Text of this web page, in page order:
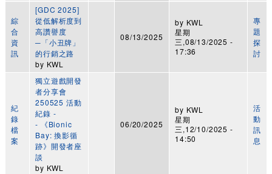
綜
合
資
訊
[GDC 2025]
從低解析度到
高讚譽度
─「小丑牌」
的行銷之路
by KWL
08/13/2025
by KWL
星期
三,08/13/2025 -
17:36
專
題
探
討
紀
錄
檔
案
獨立遊戲開發
者分享會
250525 活動
紀錄 -
- 《Bionic
Bay: 換影循
跡》開發者座
談
by KWL
06/20/2025
by KWL
星期
三,12/10/2025 -
14:50
活
動
訊
息